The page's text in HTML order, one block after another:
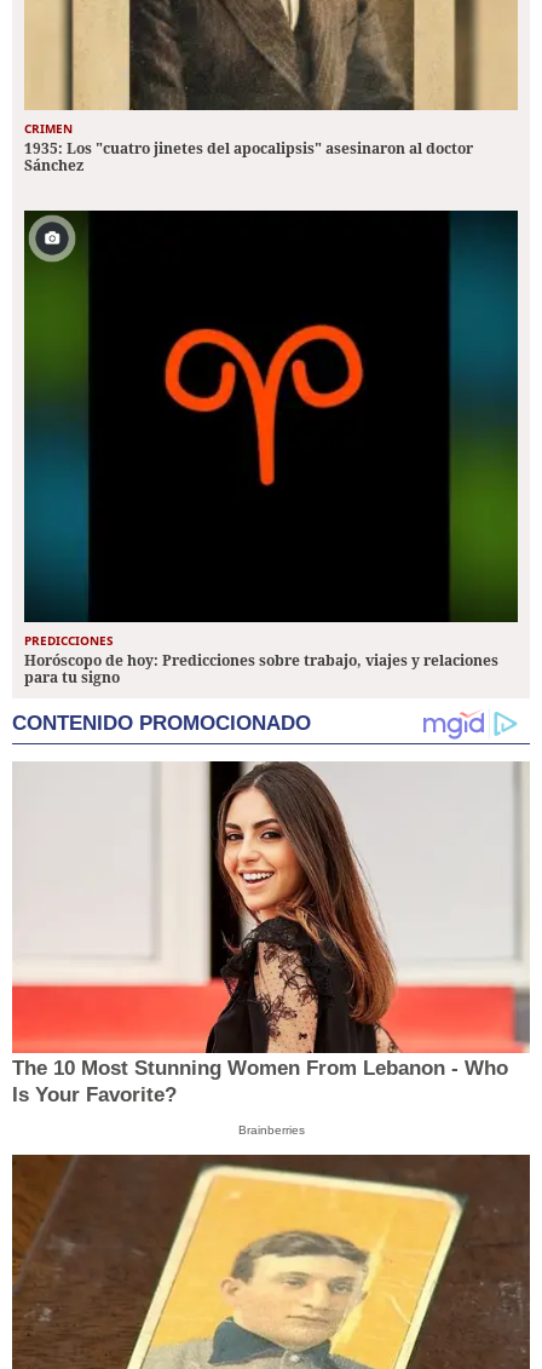
CRIMEN
1935: Los "cuatro jinetes del apocalipsis" asesinaron al doctor
Sánchez
PREDICCIONES
Horóscopo de hoy: Predicciones sobre trabajo, viajes y relaciones
para tu signo
CONTENIDO PROMOCIONADO
The 10 Most Stunning Women From Lebanon - Who
Is Your Favorite?
Brainberries